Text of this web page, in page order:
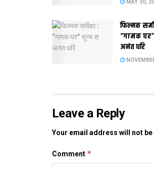
MAY 30,
फिल्मक
“गामक
अनंत धरि
Leave a Reply
Your email address will not
Comment *